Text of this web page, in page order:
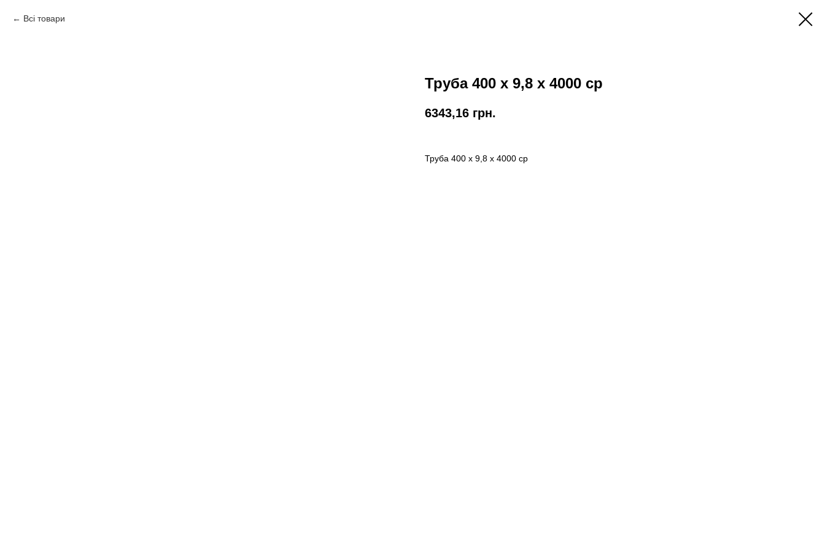
Всі товари
Труба 400 х 9,8 х 4000 ср
6343,16 грн.
Труба 400 х 9,8 х 4000 ср